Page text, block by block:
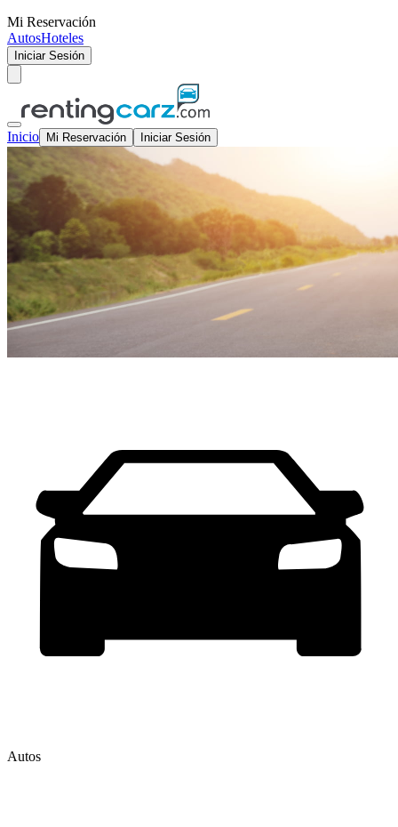
Mi Reservación
AutosHoteles
Iniciar Sesión
Inicio Mi Reservación Iniciar Sesión
Autos